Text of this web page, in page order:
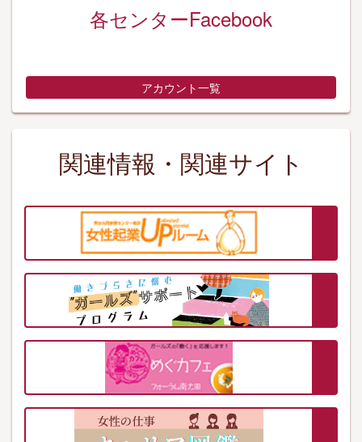
各センターFacebook
アカウント一覧
関連情報・関連サイト